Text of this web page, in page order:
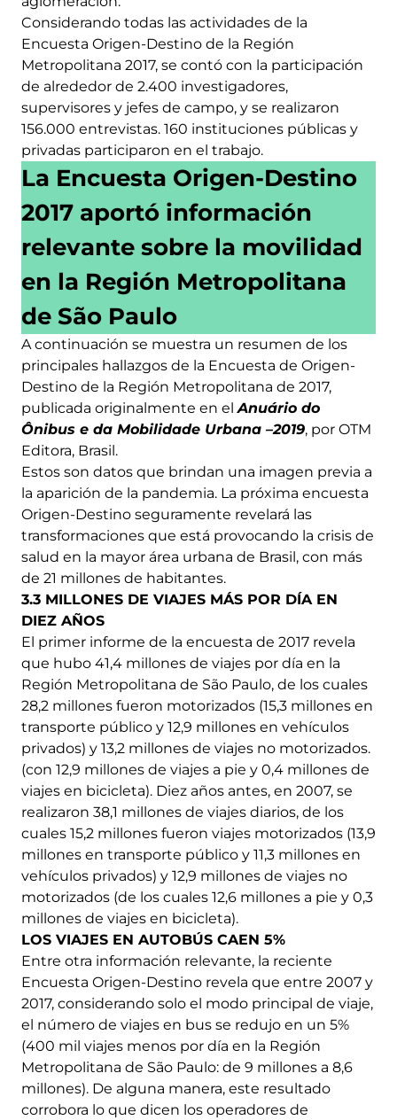
Considerando todas las actividades de la
Encuesta Origen-Destino de la Región
Metropolitana 2017, se contó con la participación
de alrededor de 2.400 investigadores,
supervisores y jefes de campo, y se realizaron
156.000 entrevistas. 160 instituciones públicas y
privadas participaron en el trabajo.
La Encuesta Origen-Destino
2017 aportó información
relevante sobre la movilidad
en la Región Metropolitana
de São Paulo
A continuación se muestra un resumen de los
principales hallazgos de la Encuesta de Origen-
Destino de la Región Metropolitana de 2017,
publicada originalmente en elAnuário do
Ônibus e da Mobilidade Urbana –2019, por OTM
Editora, Brasil.
Estos son datos que brindan una imagen previa a
la aparición de la pandemia. La próxima encuesta
Origen-Destino seguramente revelará las
transformaciones que está provocando la crisis de
salud en la mayor área urbana de Brasil, con más
de 21 millones de habitantes.
3.3 MILLONES DE VIAJES MÁS POR DÍA EN
DIEZ AÑOS
El primer informe de la encuesta de 2017 revela
que hubo 41,4 millones de viajes por día en la
Región Metropolitana de São Paulo, de los cuales
28,2 millones fueron motorizados (15,3 millones en
transporte público y 12,9 millones en vehículos
privados) y 13,2 millones de viajes no motorizados.
(con 12,9 millones de viajes a pie y 0,4 millones de
viajes en bicicleta). Diez años antes, en 2007, se
realizaron 38,1 millones de viajes diarios, de los
cuales 15,2 millones fueron viajes motorizados (13,9
millones en transporte público y 11,3 millones en
vehículos privados) y 12,9 millones de viajes no
motorizados (de los cuales 12,6 millones a pie y 0,3
millones de viajes en bicicleta).
LOS VIAJES EN AUTOBÚS CAEN 5%
Entre otra información relevante, la reciente
Encuesta Origen-Destino revela que entre 2007 y
2017, considerando solo el modo principal de viaje,
el número de viajes en bus se redujo en un 5%
(400 mil viajes menos por día en la Región
Metropolitana de São Paulo: de 9 millones a 8,6
millones). De alguna manera, este resultado
corrobora lo que dicen los operadores de